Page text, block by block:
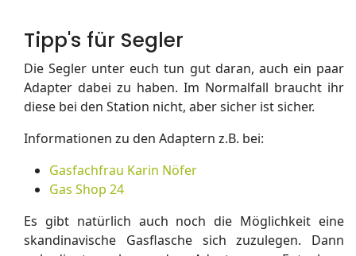
Tipp's für Segler
Die Segler unter euch tun gut daran, auch ein paar
Adapter dabei zu haben. Im Normalfall braucht ihr
diese bei den Station nicht, aber sicher ist sicher.
Informationen zu den Adaptern z.B. bei:
Gasfachfrau Karin Nöfer
Gas Shop 24
Es gibt natürlich auch noch die Möglichkeit eine
skandinavische Gasflasche sich zuzulegen. Dann